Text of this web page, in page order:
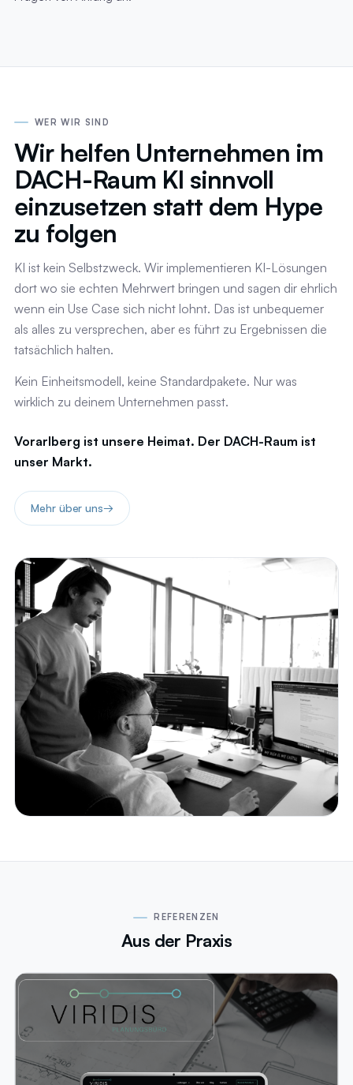
WER WIR SIND
Wir helfen Unternehmen im
DACH-Raum KI sinnvoll
einzusetzen statt dem Hype
zu folgen
KI ist kein Selbstzweck. Wir implementieren KI-Lösungen
dort wo sie echten Mehrwert bringen und sagen dir ehrlich
wenn ein Use Case sich nicht lohnt. Das ist unbequemer
als alles zu versprechen, aber es führt zu Ergebnissen die
tatsächlich halten.
Kein Einheitsmodell, keine Standardpakete. Nur was
wirklich zu deinem Unternehmen passt.
Vorarlberg ist unsere Heimat. Der DACH-Raum ist
unser Markt.
Mehr über uns→
REFERENZEN
Aus der Praxis